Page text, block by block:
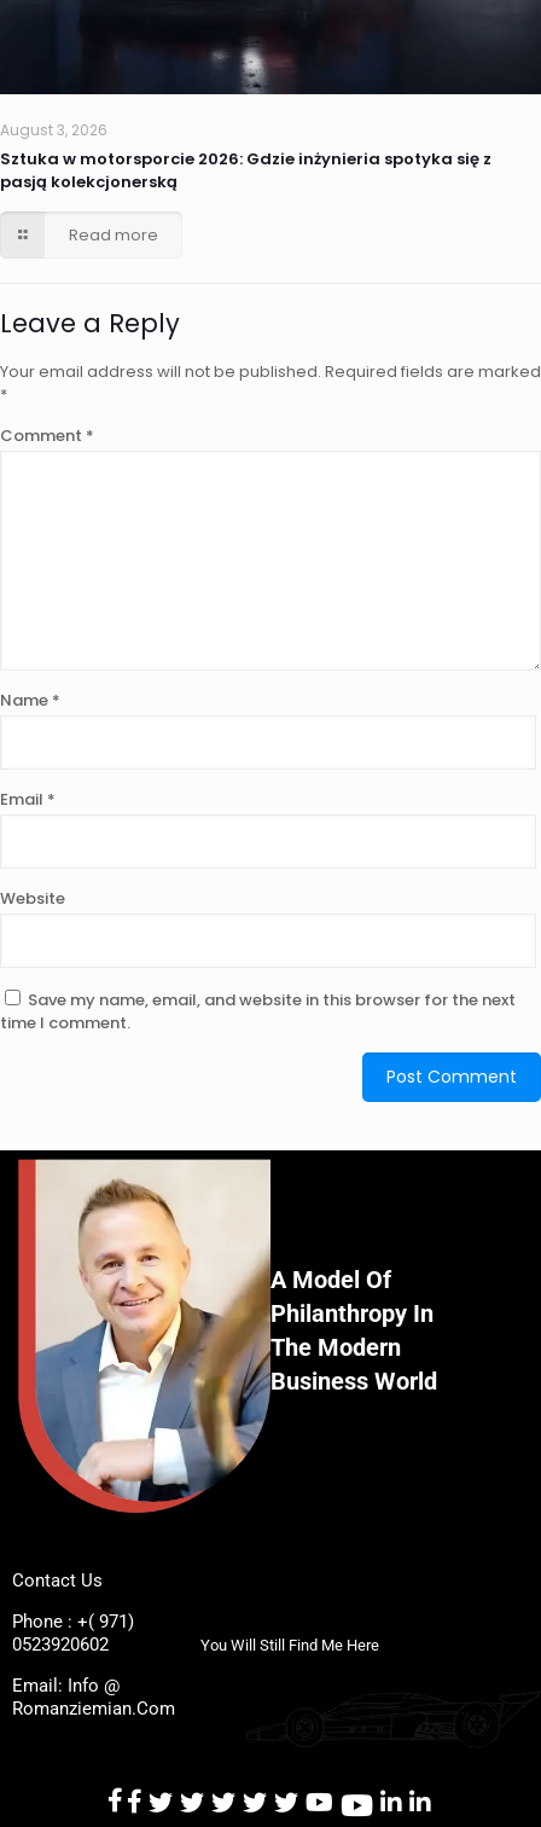
August 3, 2026
Sztuka w motorsporcie 2026: Gdzie inżynieria spotyka się z
pasją kolekcjonerską
Read more
Leave a Reply
Your email address will not be published. Required fields are marked
*
Comment *
Name *
Email *
Website
Save my name, email, and website in this browser for the next
time I comment.
A Model Of
Philanthropy In
The Modern
Business World
Contact Us
Phone : +( 971)
0523920602
Email: Info @
Romanziemian.Com
You Will Still Find Me Here